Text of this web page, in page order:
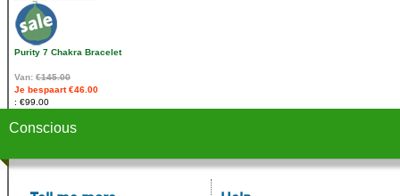
Purity 7 Chakra Bracelet
Van: €145.00
Je bespaart €46.00
€99.00
Conscious